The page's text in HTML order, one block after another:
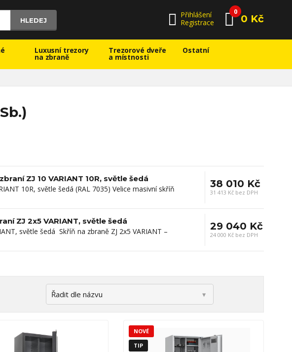
HLEDEJ
Přihlášení
Registrace
0
0 Kč
Luxusní trezory
na zbraně
Trezorové dveře
a místnosti
Ostatní
ZJ 10 VARIANT 10R, světle šedá
10R, světle šedá (RAL 7035) Velice masivní skříň
38 010 Kč
31 413 Kč bez DPH
ZJ 2x5 VARIANT, světle šedá
světle šedá Skříň na zbraně ZJ 2x5 VARIANT –
29 040 Kč
24 000 Kč bez DPH
NOVÉ
TIP